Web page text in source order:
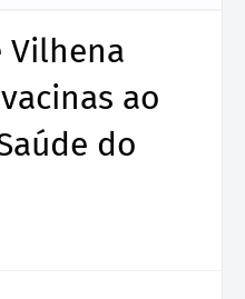
Vilhena
ao
do